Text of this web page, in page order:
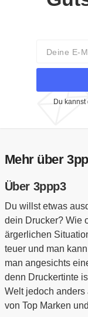
Du
Mehr über
Über 3ppp3
Du willst etwas
dein Drucker? Wie
ärgerlichen
teuer und man
man angesichts
denn Druckertinte
Welt jedoch anders
von Top Marken